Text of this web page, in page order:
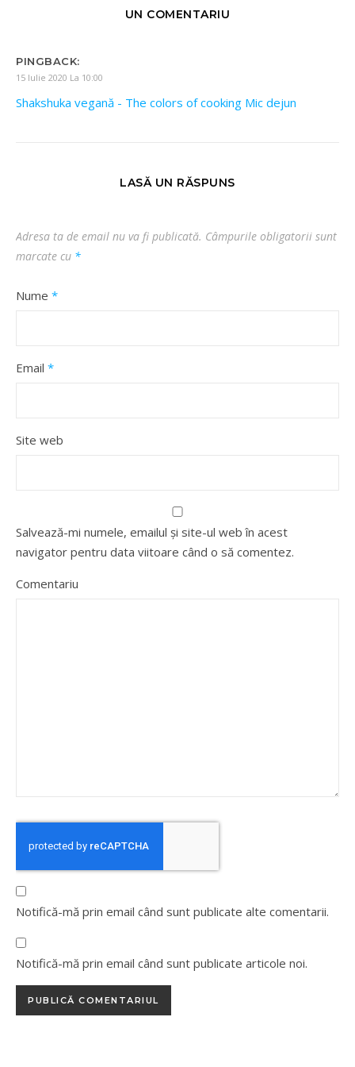
UN COMENTARIU
PINGBACK:
15 Iulie 2020 La 10:00
Shakshuka vegană - The colors of cooking Mic dejun
LASĂ UN RĂSPUNS
Adresa ta de email nu va fi publicată. Câmpurile obligatorii sunt
marcate cu *
Nume *
Email *
Site web
Salvează-mi numele, emailul și site-ul web în acest
navigator pentru data viitoare când o să comentez.
Comentariu
Notifică-mă prin email când sunt publicate alte comentarii.
Notifică-mă prin email când sunt publicate articole noi.